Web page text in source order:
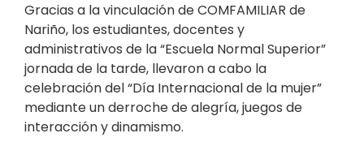
Gracias a la vinculación de COMFAMILIAR de
Nariño, los estudiantes, docentes y
administrativos de la “Escuela Normal Superior”
jornada de la tarde, llevaron a cabo la
celebración del “Día Internacional de la mujer”
mediante un derroche de alegría, juegos de
interacción y dinamismo.